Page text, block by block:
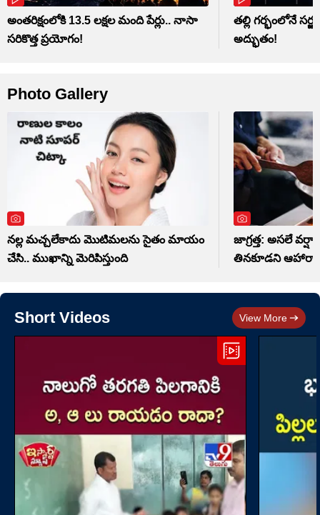
అంతరిక్షంలోకి 13.5 లక్షల మంది పేర్లు.. నాసా
సరికొత్త ప్రయోగం!
తల్లి గర్భంలోనే
అద్భుతం!
Photo Gallery
నల్ల మచ్చలేకాదు మొటిమలను సైతం మాయం
చేసి.. ముఖాన్ని మెరిపిస్తుంది
జాగ్రత్త: అసలే
తినకూడని
Short Videos View More